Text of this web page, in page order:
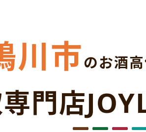
川市のお酒高
門店